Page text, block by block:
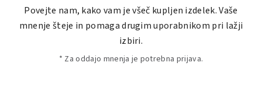
Povejte nam, kako vam je všeč kupljen izdelek. Vaše
mnenje šteje in pomaga drugim uporabnikom pri lažji
izbiri.
* Za oddajo mnenja je potrebna prijava.